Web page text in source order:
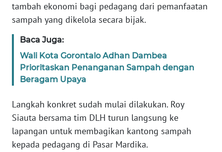
tambah ekonomi bagi pedagang dari pemanfaatan
sampah yang dikelola secara bijak.
Baca Juga:
Wali Kota Gorontalo Adhan Dambea
Prioritaskan Penanganan Sampah dengan
Beragam Upaya
Langkah konkret sudah mulai dilakukan. Roy
Siauta bersama tim DLH turun langsung ke
lapangan untuk membagikan kantong sampah
kepada pedagang di Pasar Mardika.
WN
NTT
KEPRI
WN
WN
PAPUA
BARAT